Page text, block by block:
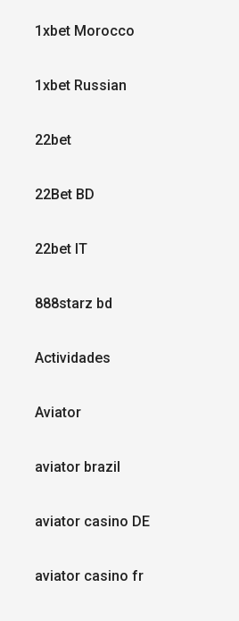
1xbet Morocco
1xbet Russian
22bet
22Bet BD
22bet IT
888starz bd
Actividades
Aviator
aviator brazil
aviator casino DE
aviator casino fr